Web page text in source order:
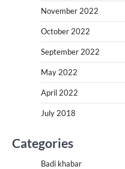
November 2022
October 2022
September 2022
May 2022
April 2022
July 2018
Categories
Badi khabar